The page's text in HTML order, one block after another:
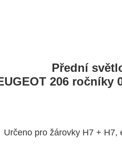
Přední
206 ročníky
Určeno pro žárovky H7 + H7,